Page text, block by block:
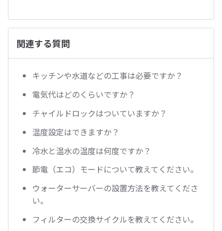
関連する質問
キッチンや水道などの工事は必要ですか？
電気代はどのくらいですか？
チャイルドロックはついていますか？
温度設定はできますか？
冷水と温水の温度は何度ですか？
節電（エコ）モードについて教えてください。
ウォーターサーバーの設置方法を教えてくださ
い。
フィルターの交換サイクルを教えてください。